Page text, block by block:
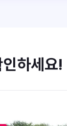
하세요!